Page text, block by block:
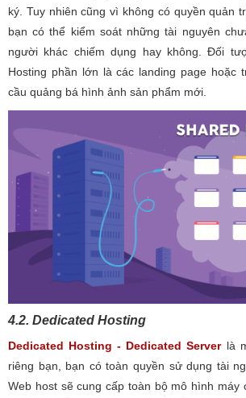
ký. Tuy nhiên cũng vì không có quyền quản
bạn có thể kiểm soát những tài nguyên
người khác chiếm dụng hay không. Đối
Hosting phần lớn là các landing page hoặc
cầu quảng bá hình ảnh sản phẩm mới.
4.2. Dedicated Hosting
Dedicated Hosting - Dedicated Serverlà
riêng bạn, bạn có toàn quyền sử dụng tài
Web host sẽ cung cấp toàn bộ mô hình máy